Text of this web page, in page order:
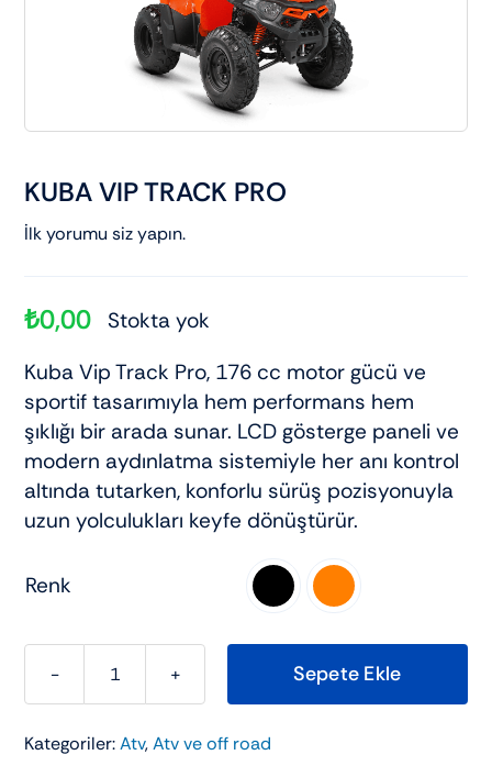
Elektrikli araçlar
Chopper ve cross
Racing motorlar
Touring ve naked
KUBA VIP TRACK PRO
İlk yorumu siz yapın.
₺0,00
Stokta yok
Kuba Vip Track Pro, 176 cc motor gücü ve
sportif tasarımıyla hem performans hem
şıklığı bir arada sunar. LCD gösterge paneli ve
modern aydınlatma sistemiyle her anı kontrol
altında tutarken, konforlu sürüş pozisyonuyla
uzun yolculukları keyfe dönüştürür.
Renk
KUBA
TRACK
Sepete Ekle
Kategoriler:Atv,Atv ve off road